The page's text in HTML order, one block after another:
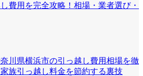
費用を完全攻略！相場・業者選び・
川県横浜市の引っ越し費用相場を徹
族引っ越し料金を節約する裏技